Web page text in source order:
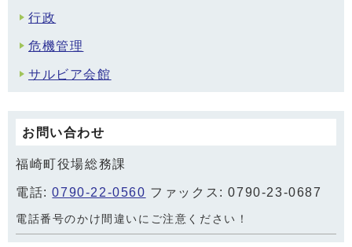
行政
危機管理
サルビア会館
お問い合わせ
福崎町役場総務課
電話:0790-22-0560 ファックス: 0790-23-0687
電話番号のかけ間違いにご注意ください！